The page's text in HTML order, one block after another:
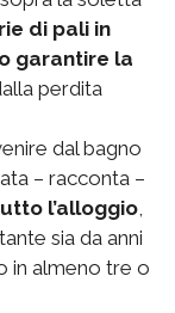
di pali in
garantire la
perdita
dal bagno
– racconta –
l’alloggio
sia da anni
in almeno tre o